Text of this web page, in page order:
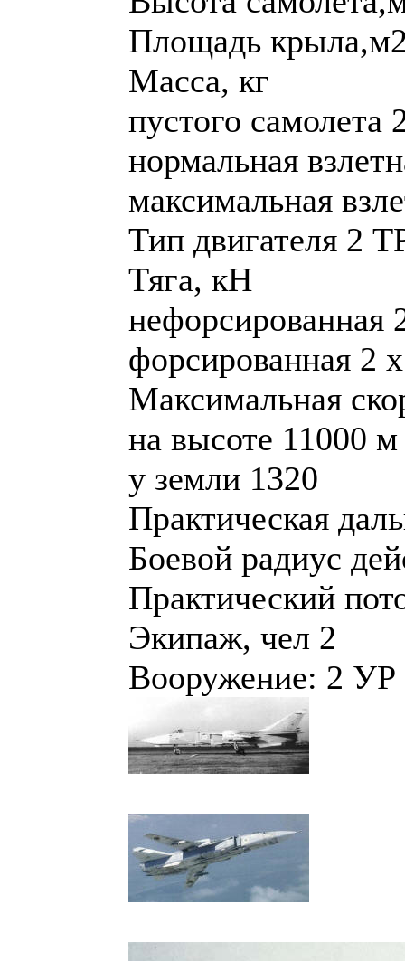
Площадь
Масса, кг
пустого самолета
нормальная
максимальная
Тип двигателя
Тяга, кН
нефорсированная
форсированная 2
Максимальная
на высоте 11000
у земли 1320
Практическая
Боевой радиус
Практический
Экипаж, чел 2
Вооружение: 2 УР